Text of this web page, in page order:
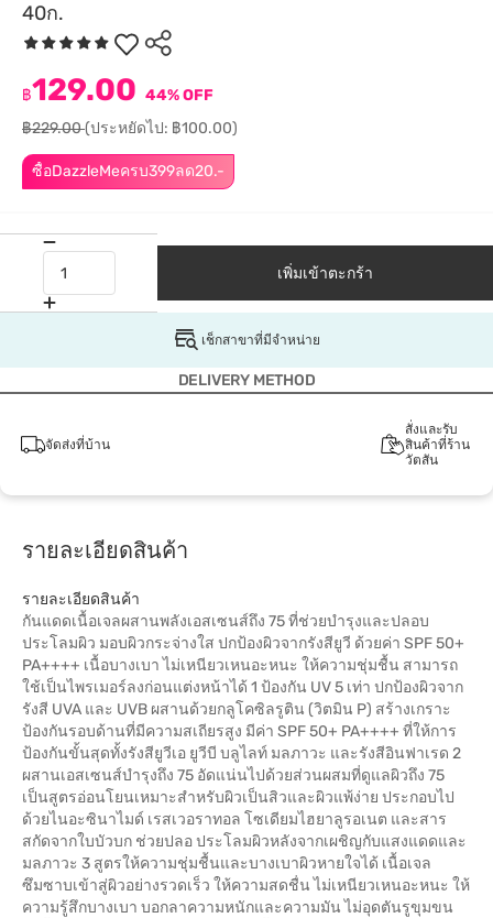
40ก.
ซื้อDazzleMeครบ399ลด20.-
฿129.00 44% OFF
฿229.00(ประหยัดไป: ฿100.00)
เพิ่มเข้าตะกร้า
เช็กสาขาที่มีจำหน่าย
DELIVERY METHOD
จัดส่งที่บ้าน
สั่งและรับ
สินค้าที่ร้าน
วัตสัน
รายละเอียดสินค้า
รายละเอียดสินค้า
กันแดดเนื้อเจลผสานพลังเอสเซนส์ถึง 75 ที่ช่วยบำรุงและปลอบ
ประโลมผิว มอบผิวกระจ่างใส ปกป้องผิวจากรังสียูวี ด้วยค่า SPF 50+
PA++++ เนื้อบางเบา ไม่เหนียวเหนอะหนะ ให้ความชุ่มชื้น สามารถ
ใช้เป็นไพรเมอร์ลงก่อนแต่งหน้าได้ 1 ป้องกัน UV 5 เท่า ปกป้องผิวจาก
รังสี UVA และ UVB ผสานด้วยกลูโคซิลรูติน (วิตมิน P) สร้างเกราะ
ป้องกันรอบด้านที่มีความสเถียรสูง มีค่า SPF 50+ PA++++ ที่ให้การ
ป้องกันขั้นสุดทั้งรังสียูวีเอ ยูวีบี บลูไลท์ มลภาวะ และรังสีอินฟาเรด 2
ผสานเอสเซนส์บำรุงถึง 75 อัดแน่นไปด้วยส่วนผสมที่ดูแลผิวถึง 75
เป็นสูตรอ่อนโยนเหมาะสำหรับผิวเป็นสิวและผิวแพ้ง่าย ประกอบไป
ด้วยไนอะซินาไมด์ เรสเวอราทอล โซเดียมไฮยาลูรอเนต และสาร
สกัดจากใบบัวบก ช่วยปลอ ประโลมผิวหลังจากเผชิญกับแสงแดดและ
มลภาวะ 3 สูตรให้ความชุ่มชื้นและบางเบาผิวหายใจได้ เนื้อเจล
ซึมซาบเข้าสู่ผิวอย่างรวดเร็ว ให้ความสดชื่น ไม่เหนียวเหนอะหนะ ให้
ความรู้สึกบางเบา บอกลาความหนักและความมัน ไม่อุดตันรูขุมขน